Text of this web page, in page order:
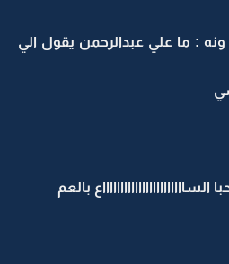
: ما علي عبدالرحمن يقول الي
بالعم